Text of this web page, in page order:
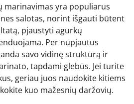
marinavimas yra populiarus
salotas, norint išgauti būtent
pjaustyti agurkų
Per nupjautus
savo vidinę struktūrą ir
tapdami glebūs. Jei turite
geriau juos naudokite kitiems
kuo mažesnių daržovių.